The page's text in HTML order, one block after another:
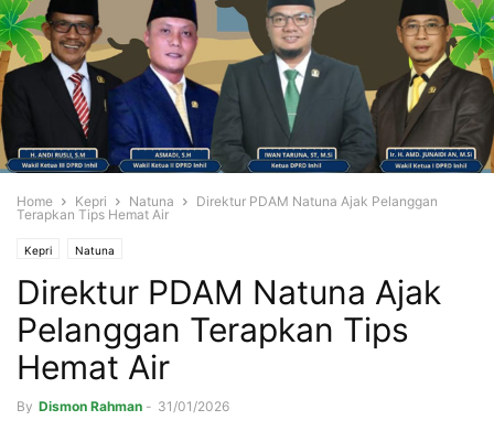
Home Kepri Natuna
Direktur PDAM Natuna Ajak Pelanggan
Terapkan Tips Hemat Air
Kepri Natuna
Direktur PDAM Natuna Ajak
Pelanggan Terapkan Tips
Hemat Air
By Dismon Rahman - 31/01/2026